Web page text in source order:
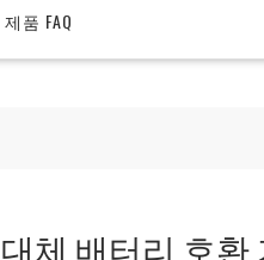
제품 FAQ
대체 배터리 호환